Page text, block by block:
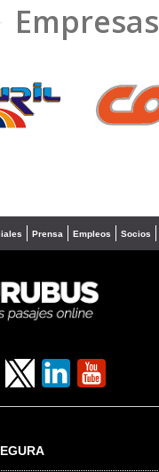
Empresas
Prensa Empleos Socios